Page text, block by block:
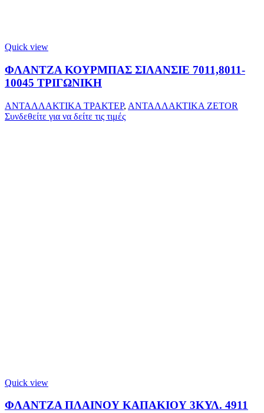
Quick view
ΦΛΑΝΤΖΑ ΚΟΥΡΜΠΑΣ ΣΙΛΑΝΣΙΕ 7011,8011-
10045 ΤΡΙΓΩΝΙΚΗ
ΑΝΤΑΛΛΑΚΤΙΚΑ ΤΡΑΚΤΕΡ, ΑΝΤΑΛΛΑΚΤΙΚΑ ZETOR
Συνδεθείτε για να δείτε τις τιμές
Quick view
ΦΛΑΝΤΖΑ ΠΛΑΙΝΟΥ ΚΑΠΑΚΙΟΥ 3ΚΥΛ. 4911